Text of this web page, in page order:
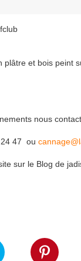
plâtre et bois peint
nous
47 ou
sur le Blog de